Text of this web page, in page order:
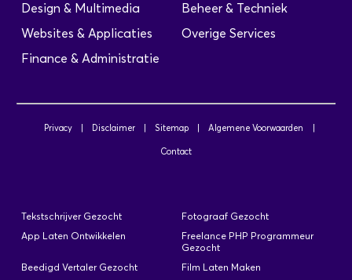
leveren van ICT personeel en technici voor
opdrachtgevers door heel Nederland. Onze
het juiste moment op de juiste plaats via de juiste
gebouwd (in .net, c#) dienen wij een mooie design
te maken (GUI). Daarnaast is ons gevraagd om te
Design & Multimedia
Websites & Applicaties
Finance & Administratie
Beheer & Techniek
Overige Services
Privacy Disclaimer Sitemap Algemene Voorwaarden
Contact
Tekstschrijver Gezocht
Fotograaf Gezocht
App Laten Ontwikkelen
Freelance PHP Programmeur
Gezocht
Beedigd Vertaler Gezocht
Film Laten Maken